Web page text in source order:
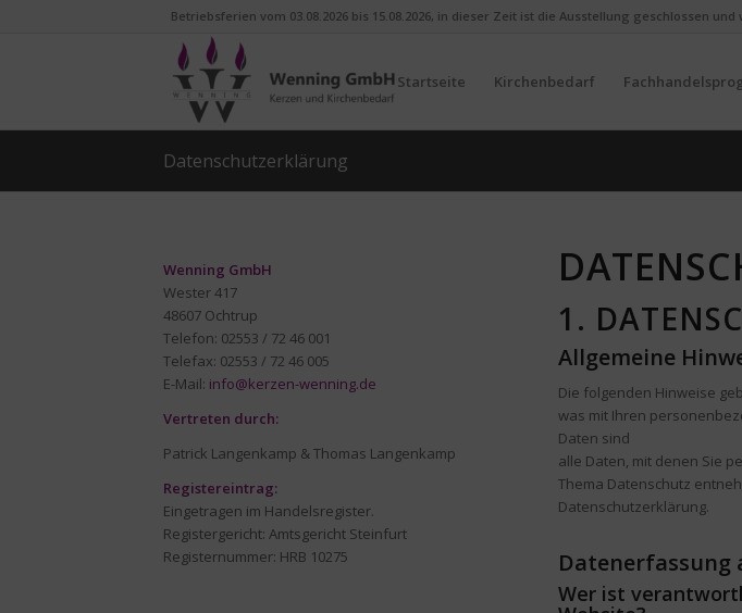
Betriebsferien vom 03.08.2026 bis 15.08.2026, in dieser Zeit ist die Ausstellung geschlossen
Startseite Kirchenbedarf
Datenschutzerklärung
Wenning GmbH
Wester 417
48607 Ochtrup
Telefon: 02553 / 72 46 001
Telefax: 02553 / 72 46 005
E-Mail: info@kerzen-wenning.de
Vertreten durch:
Patrick Langenkamp & Thomas Langenkamp
Registereintrag:
Eingetragen im Handelsregister.
Registergericht: Amtsgericht Steinfurt
Registernummer: HRB 10275
1.
Allgemeine
Die folgenden Hinweise
was mit Ihren
Daten sind
alle Daten, mit denen Sie
Thema Datenschutz
Datenschutzerklärung.
Datenerfassung
Wer ist